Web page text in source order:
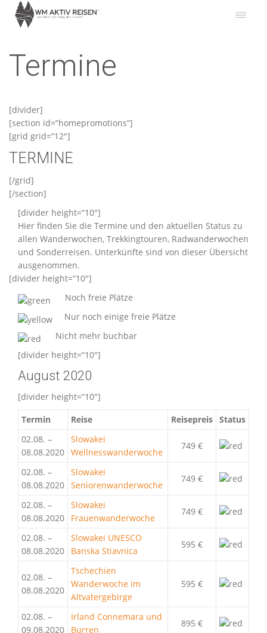
Termine
[divider]
[section id=“homepromotions“]
[grid grid=“12″]
TERMINE
[/grid]
[/section]
[divider height=“10″]
Hier finden Sie die Termine und den aktuellen Status zu
allen Wanderwochen, Trekkingtouren, Radwanderwochen
und Sonderreisen. Unterkünfte sind von dieser Übersicht
ausgenommen.
[divider height=“10″]
Noch freie Plätze
Nur noch einige freie Plätze
Nicht mehr buchbar
[divider height=“10″]
August 2020
[divider height=“10″]
Termin
Reise Reisepreis Status
02.08. –
08.08.2020
Slowakei
Wellnesswanderwoche
749 €
02.08. –
08.08.2020
Slowakei
Seniorenwanderwoche
749 €
02.08. –
08.08.2020
Slowakei
Frauenwanderwoche
749 €
02.08. –
08.08.2020
Slowakei UNESCO
Banska Stiavnica
595 €
02.08. –
08.08.2020
Tschechien
Wanderwoche im
Altvatergebirge
595 €
02.08. –
09.08.2020
Irland Connemara und
Burren
895 €